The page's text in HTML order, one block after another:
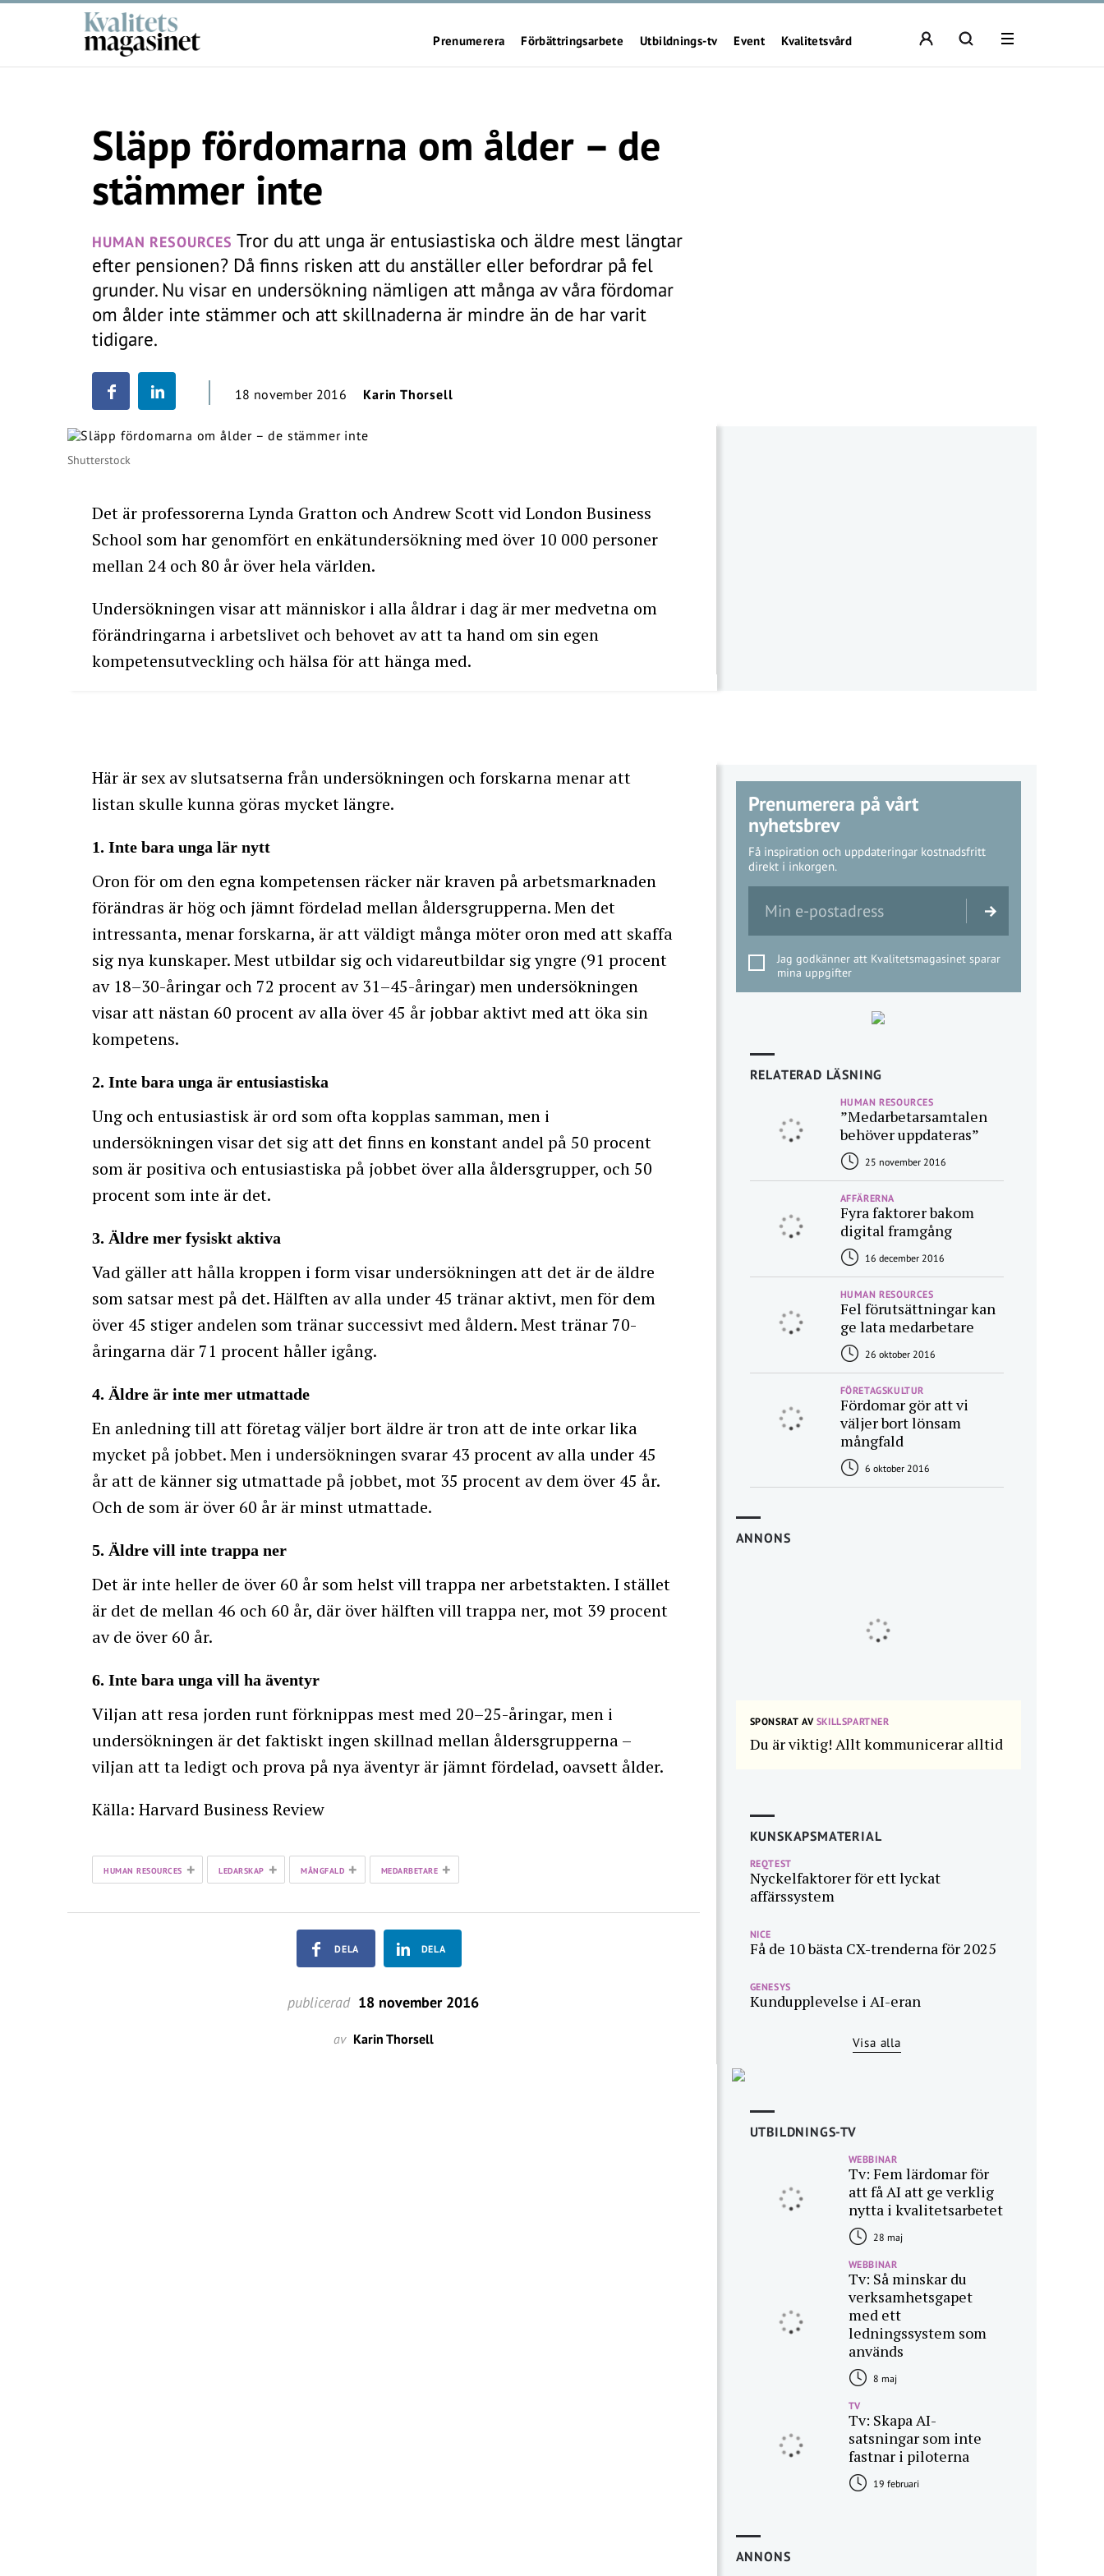
Prenumerera Förbättringsarbete Utbildnings-tv Event Kvalitetsvård
Släpp fördomarna om ålder – de
stämmer inte
HUMAN RESOURCES Tror du att unga är entusiastiska och äldre mest längtar
efter pensionen? Då finns risken att du anställer eller befordrar på fel
grunder. Nu visar en undersökning nämligen att många av våra fördomar
om ålder inte stämmer och att skillnaderna är mindre än de har varit
tidigare.
18 november 2016 Karin Thorsell
Shutterstock
Det är professorerna Lynda Gratton och Andrew Scott vid London Business
School som har genomfört en enkätundersökning med över 10 000 personer
mellan 24 och 80 år över hela världen.
Undersökningen visar att människor i alla åldrar i dag är mer medvetna om
förändringarna i arbetslivet och behovet av att ta hand om sin egen
kompetensutveckling och hälsa för att hänga med.
Här är sex av slutsatserna från undersökningen och forskarna menar att
listan skulle kunna göras mycket längre.
1. Inte bara unga lär nytt
Oron för om den egna kompetensen räcker när kraven på arbetsmarknaden
förändras är hög och jämnt fördelad mellan åldersgrupperna. Men det
intressanta, menar forskarna, är att väldigt många möter oron med att skaffa
sig nya kunskaper. Mest utbildar sig och vidareutbildar sig yngre (91 procent
av 18–30-åringar och 72 procent av 31–45-åringar) men undersökningen
visar att nästan 60 procent av alla över 45 år jobbar aktivt med att öka sin
kompetens.
2. Inte bara unga är entusiastiska
Ung och entusiastisk är ord som ofta kopplas samman, men i
undersökningen visar det sig att det finns en konstant andel på 50 procent
som är positiva och entusiastiska på jobbet över alla åldersgrupper, och 50
procent som inte är det.
3. Äldre mer fysiskt aktiva
Vad gäller att hålla kroppen i form visar undersökningen att det är de äldre
som satsar mest på det. Hälften av alla under 45 tränar aktivt, men för dem
över 45 stiger andelen som tränar successivt med åldern. Mest tränar 70-
åringarna där 71 procent håller igång.
4. Äldre är inte mer utmattade
En anledning till att företag väljer bort äldre är tron att de inte orkar lika
mycket på jobbet. Men i undersökningen svarar 43 procent av alla under 45
år att de känner sig utmattade på jobbet, mot 35 procent av dem över 45 år.
Och de som är över 60 år är minst utmattade.
5. Äldre vill inte trappa ner
Det är inte heller de över 60 år som helst vill trappa ner arbetstakten. I stället
är det de mellan 46 och 60 år, där över hälften vill trappa ner, mot 39 procent
av de över 60 år.
6. Inte bara unga vill ha äventyr
Viljan att resa jorden runt förknippas mest med 20–25-åringar, men i
undersökningen är det faktiskt ingen skillnad mellan åldersgrupperna –
viljan att ta ledigt och prova på nya äventyr är jämnt fördelad, oavsett ålder.
Källa: Harvard Business Review
HUMAN RESOURCES + LEDARSKAP + MÅNGFALD + MEDARBETARE +
DELA DELA
publicerad 18 november 2016
av Karin Thorsell
Prenumerera på vårt
nyhetsbrev
Få inspiration och uppdateringar kostnadsfritt
direkt i inkorgen.
Jag godkänner att Kvalitetsmagasinet sparar
mina uppgifter
RELATERAD LÄSNING
HUMAN RESOURCES
”Medarbetarsamtalen
behöver uppdateras”
25 november 2016
AFFÄRERNA
Fyra faktorer bakom
digital framgång
16 december 2016
HUMAN RESOURCES
Fel förutsättningar kan
ge lata medarbetare
26 oktober 2016
FÖRETAGSKULTUR
Fördomar gör att vi
väljer bort lönsam
mångfald
6 oktober 2016
ANNONS
SPONSRAT AVSKILLSPARTNER
Du är viktig! Allt kommunicerar alltid
KUNSKAPSMATERIAL
REQTEST
Nyckelfaktorer för ett lyckat
affärssystem
NICE
Få de 10 bästa CX-trenderna för 2025
GENESYS
Kundupplevelse i AI-eran
Visa alla
UTBILDNINGS-TV
WEBBINAR
Tv: Fem lärdomar för
att få AI att ge verklig
nytta i kvalitetsarbetet
28 maj
WEBBINAR
Tv: Så minskar du
verksamhetsgapet
med ett
ledningssystem som
används
8 maj
TV
Tv: Skapa AI-
satsningar som inte
fastnar i piloterna
19 februari
ANNONS